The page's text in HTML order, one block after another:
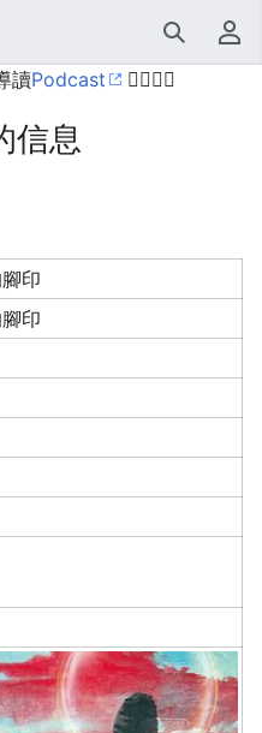
搜索
用户菜单
讀Podcast 🙋‍♂️🙋‍♀️
信息
印
印